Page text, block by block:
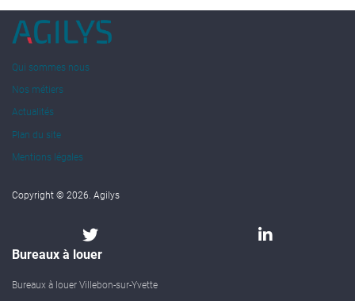
Qui sommes nous
Nos métiers
Actualités
Plan du site
Mentions légales
Copyright © 2026. Agilys
Bureaux à louer
Bureaux à louer Villebon-sur-Yvette